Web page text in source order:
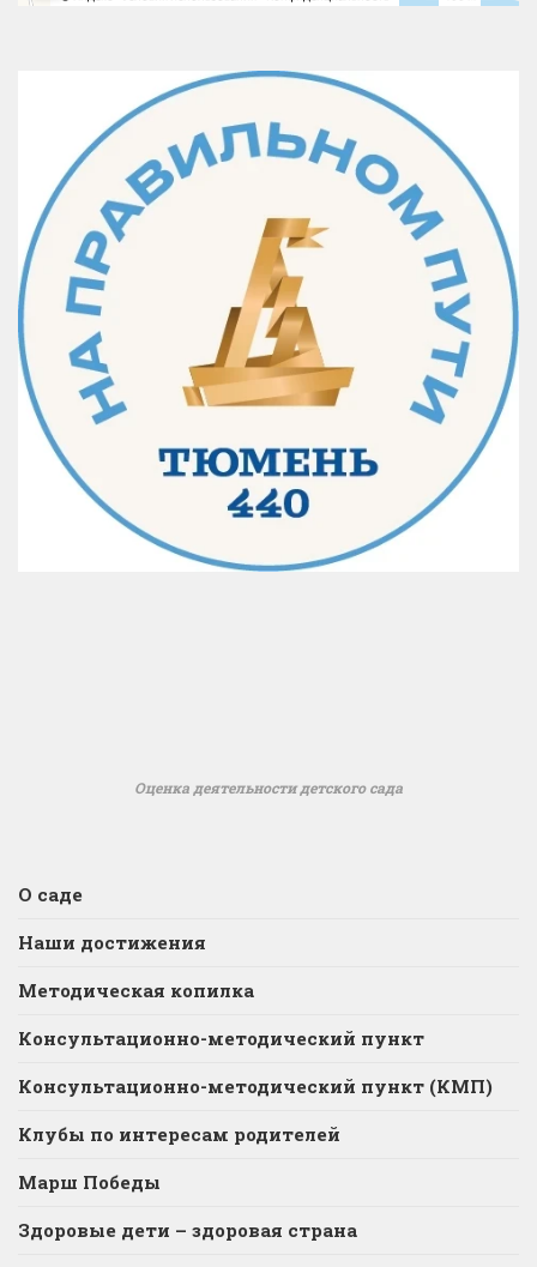
Оценка деятельности детского сада
О саде
Наши достижения
Методическая копилка
Консультационно-методический пункт
Консультационно-методический пункт (КМП)
Клубы по интересам родителей
Марш Победы
Здоровые дети – здоровая страна